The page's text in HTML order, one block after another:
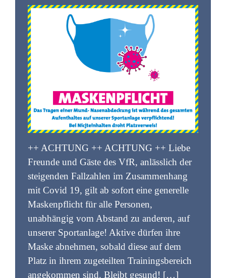
++ ACHTUNG ++ ACHTUNG ++ Liebe
Freunde und Gäste des VfR, anlässlich der
steigenden Fallzahlen im Zusammenhang
mit Covid 19, gilt ab sofort eine generelle
Maskenpflicht für alle Personen,
unabhängig vom Abstand zu anderen, auf
unserer Sportanlage! Aktive dürfen ihre
Maske abnehmen, sobald diese auf dem
Platz in ihrem zugeteilten Trainingsbereich
angekommen sind. Bleibt gesund! […]